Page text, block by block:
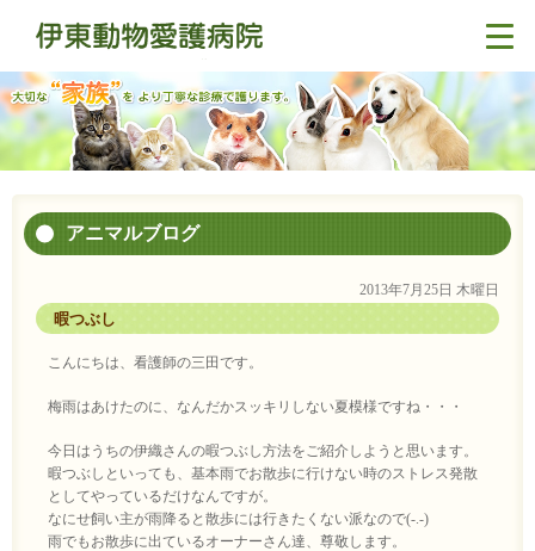
アニマルブログ
2013年7月25日 木曜日
暇つぶし
こんにちは、看護師の三田です。
梅雨はあけたのに、なんだかスッキリしない夏模様ですね・・・
今日はうちの伊織さんの暇つぶし方法をご紹介しようと思います。
暇つぶしといっても、基本雨でお散歩に行けない時のストレス発散
としてやっているだけなんですが。
なにせ飼い主が雨降ると散歩には行きたくない派なので(-.-)
雨でもお散歩に出ているオーナーさん達、尊敬します。